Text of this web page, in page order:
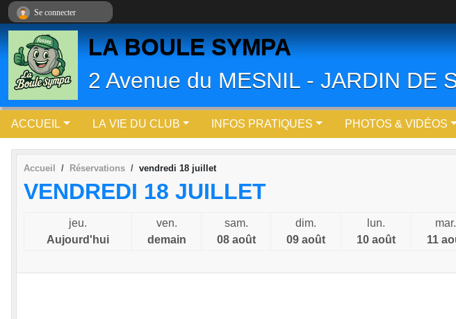
LA BOULE SYMPA
2 Avenue du MESNIL - JARDIN DE
ACCUEIL LA VIE DU CLUB INFOS PRATIQUES PHOTOS & VIDÉOS
Accueil Réservations vendredi 18 juillet
VENDREDI 18 JUILLET
jeu.
Aujourd'hui
ven.
demain
sam.
08 août
dim.
09 août
lun.
10 août
mar.
11
Se connecter
Panneau de gestion des cookies